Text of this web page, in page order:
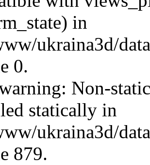
in
ukraina3d/
0.
Non-
statically in
ukraina3d/
879.